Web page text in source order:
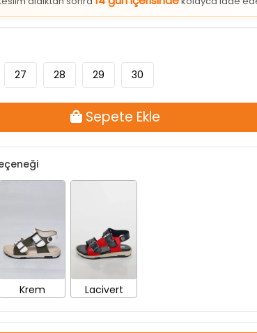
Sepete Ekle
Krem Lacivert
Koleksiyona Ekle